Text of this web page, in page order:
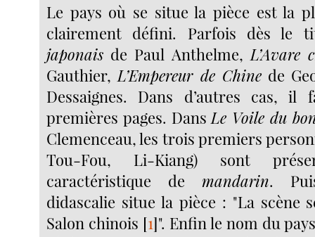
Le pays où se situe la pièce est la
clairement défini. Parfois dès
japonais de Paul Anthelme, L’Avare
Gauthier, L’Empereur de Chinede
Dessaignes. Dans d’autres cas,
premières pages. Dans Le Voile du
Clemenceau, les trois premiers
Tou-Fou, Li-Kiang) sont
caractéristique de mandarin.
didascalie situe la pièce : "La scène
Salon chinois [1]". Enfin le nom du